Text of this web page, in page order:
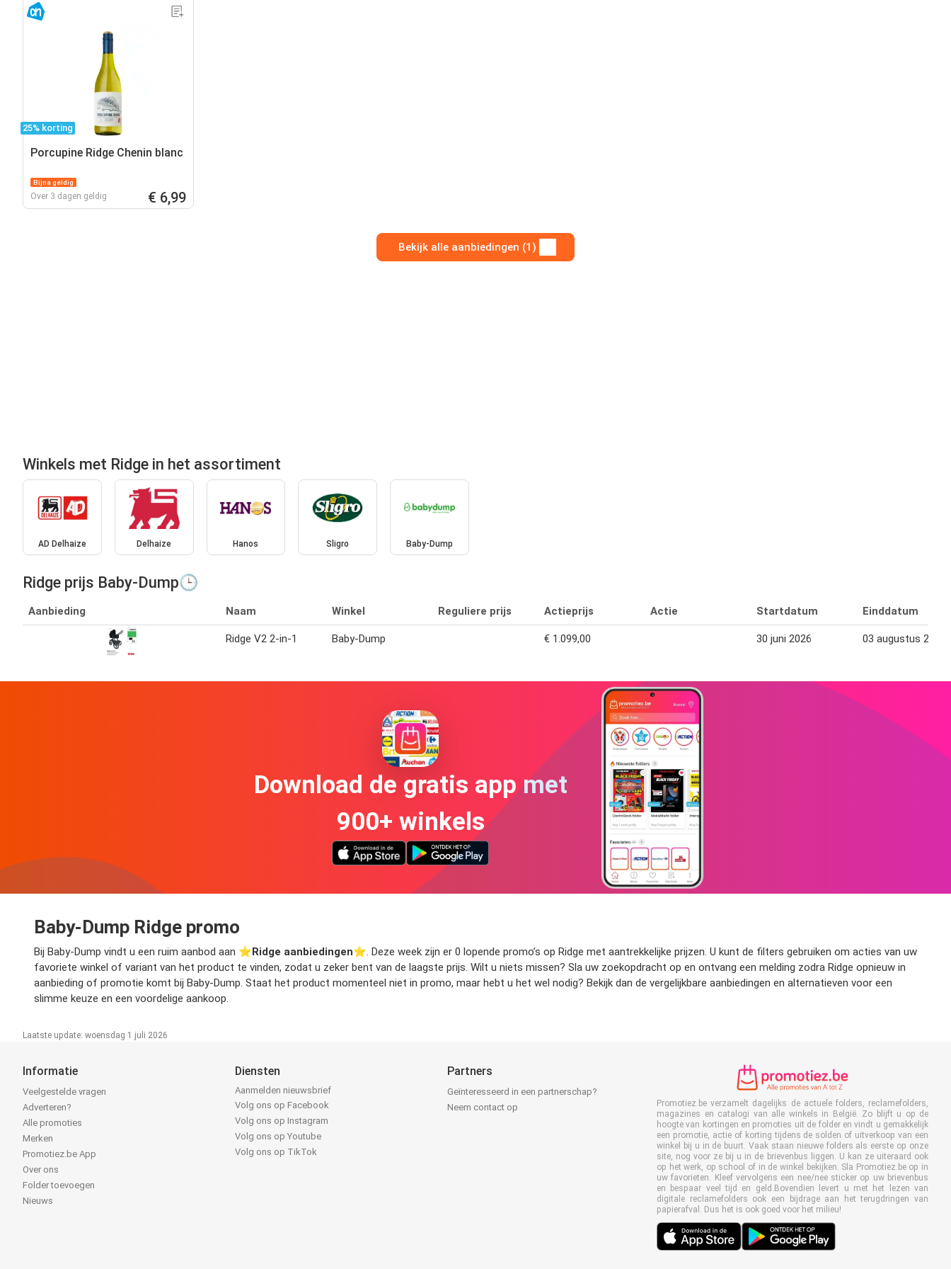
25% korting
Porcupine Ridge Chenin blanc
Bijna geldig
Over 3 dagen geldig € 6,99
Bekijk alle aanbiedingen (1)
Winkels met Ridge in het assortiment
AD Delhaize Delhaize Hanos Sligro Baby-Dump
Ridge prijs Baby-Dump🕒
Aanbieding Naam Winkel Reguliere prijs Actieprijs Actie Startdatum Einddatum
Ridge V2 2-in-1 Baby-Dump € 1.099,00 30 juni 2026 03 augustus 2026
Download de gratis app met
900+ winkels
Baby-Dump Ridge promo
Bij Baby-Dump vindt u een ruim aanbod aan ⭐️Ridge aanbiedingen⭐️. Deze week zijn er 0 lopende promo’s op Ridge met aantrekkelijke prijzen. U kunt de filters gebruiken om acties van uw
favoriete winkel of variant van het product te vinden, zodat u zeker bent van de laagste prijs. Wilt u niets missen? Sla uw zoekopdracht op en ontvang een melding zodra Ridge opnieuw in
aanbieding of promotie komt bij Baby-Dump. Staat het product momenteel niet in promo, maar hebt u het wel nodig? Bekijk dan de vergelijkbare aanbiedingen en alternatieven voor een
slimme keuze en een voordelige aankoop.
Laatste update: woensdag 1 juli 2026
Informatie
Veelgestelde vragen
Adverteren?
Alle promoties
Merken
Promotiez.be App
Over ons
Folder toevoegen
Nieuws
Diensten
Aanmelden nieuwsbrief
Volg ons op Facebook
Volg ons op Instagram
Volg ons op Youtube
Volg ons op TikTok
Partners
Geïnteresseerd in een partnerschap?
Neem contact op
Promotiez.be verzamelt dagelijks de actuele folders, reclamefolders,
magazines en catalogi van alle winkels in België. Zo blijft u op de
hoogte van kortingen en promoties uit de folder en vindt u gemakkelijk
een promotie, actie of korting tijdens de solden of uitverkoop van een
winkel bij u in de buurt. Vaak staan nieuwe folders als eerste op onze
site, nog voor ze bij u in de brievenbus liggen. U kan ze uiteraard ook
op het werk, op school of in de winkel bekijken. Sla Promotiez.be op in
uw favorieten. Kleef vervolgens een nee/nee sticker op uw brievenbus
en bespaar veel tijd en geld.Bovendien levert u met het lezen van
digitale reclamefolders ook een bijdrage aan het terugdringen van
papierafval. Dus het is ook goed voor het milieu!